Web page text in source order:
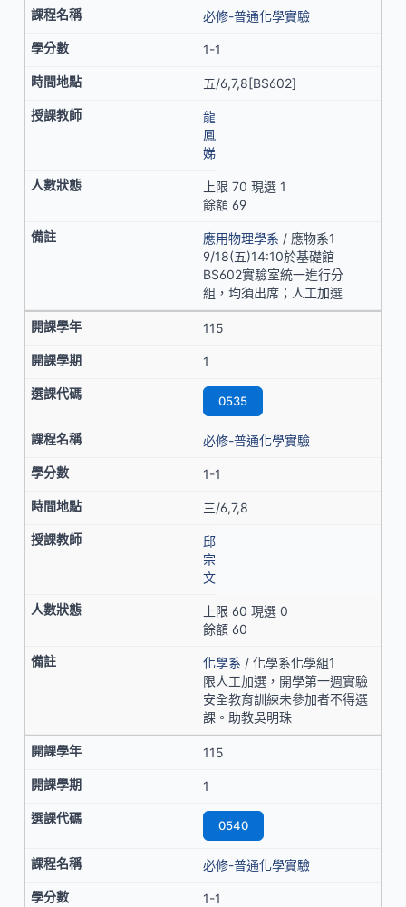
必修-普通化學實驗
1-1
五/6,7,8[BS602]
龍
鳳
娣
上限 70 現選 1
餘額 69
應用物理學系 / 應物系1
9/18(五)14:10於基礎館
BS602實驗室統一進行分
組，均須出席；人工加選
115
1
0535
必修-普通化學實驗
1-1
三/6,7,8
邱
宗
文
上限 60 現選 0
餘額 60
化學系 / 化學系化學組1
限人工加選，開學第一週實驗
安全教育訓練未參加者不得選
課。助教吳明珠
115
1
0540
必修-普通化學實驗
1-1